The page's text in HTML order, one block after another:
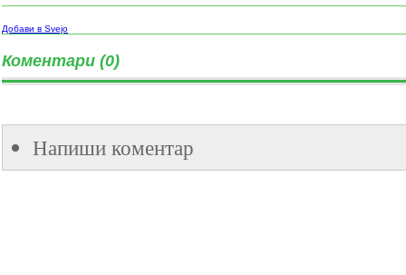
Добави в Svejo
Коментари (0)
Напиши коментар